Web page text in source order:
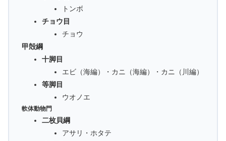
トンボ
チョウ目
チョウ
甲殻綱
十脚目
エビ（海編）・カニ（海編）・カニ（川編）
等脚目
ウオノエ
軟体動物門
二枚貝綱
アサリ・ホタテ